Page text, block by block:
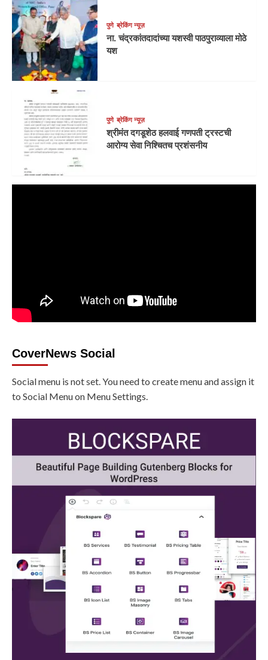
पुणे ब्रेकिंग न्यूज़
ना. चंद्रकांतदादांच्या यशस्वी पाठपुराव्याला मोठे
यश
पुणे ब्रेकिंग न्यूज़
श्रीमंत दगडूशेठ हलवाई गणपती ट्रस्टची
आरोग्य सेवा निश्चितच प्रशंसनीय
CoverNews Social
Social menu is not set. You need to create menu and assign it
to Social Menu on Menu Settings.